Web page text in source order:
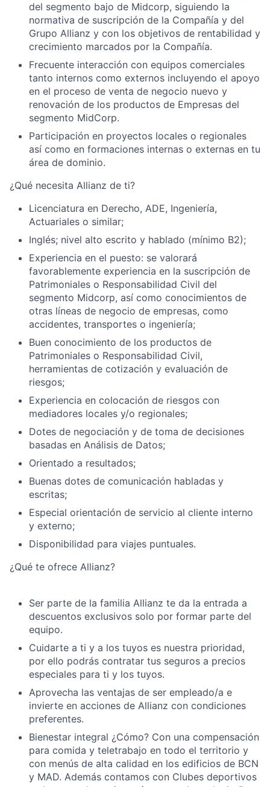
del segmento bajo de Midcorp, siguiendo la
normativa de suscripción de la Compañía y del
Grupo Allianz y con los objetivos de rentabilidad y
crecimiento marcados por la Compañía.
Frecuente interacción con equipos comerciales
tanto internos como externos incluyendo el apoyo
en el proceso de venta de negocio nuevo y
renovación de los productos de Empresas del
segmento MidCorp.
Participación en proyectos locales o regionales
así como en formaciones internas o externas en tu
área de dominio.
¿Qué necesita Allianz de ti?
Licenciatura en Derecho, ADE, Ingeniería,
Actuariales o similar;
Inglés; nivel alto escrito y hablado (mínimo B2);
Experiencia en el puesto: se valorará
favorablemente experiencia en la suscripción de
Patrimoniales o Responsabilidad Civil del
segmento Midcorp, así como conocimientos de
otras líneas de negocio de empresas, como
accidentes, transportes o ingeniería;
Buen conocimiento de los productos de
Patrimoniales o Responsabilidad Civil,
herramientas de cotización y evaluación de
riesgos;
Experiencia en colocación de riesgos con
mediadores locales y/o regionales;
Dotes de negociación y de toma de decisiones
basadas en Análisis de Datos;
Orientado a resultados;
Buenas dotes de comunicación habladas y
escritas;
Especial orientación de servicio al cliente interno
y externo;
Disponibilidad para viajes puntuales.
¿Qué te ofrece Allianz?
Ser parte de la familia Allianz te da la entrada a
descuentos exclusivos solo por formar parte del
equipo.
Cuidarte a ti y a los tuyos es nuestra prioridad,
por ello podrás contratar tus seguros a precios
especiales para ti y los tuyos.
Aprovecha las ventajas de ser empleado/a e
invierte en acciones de Allianz con condiciones
preferentes.
Bienestar integral ¿Cómo? Con una compensación
para comida y teletrabajo en todo el territorio y
con menús de alta calidad en los edificios de BCN
y MAD. Además contamos con Clubes deportivos